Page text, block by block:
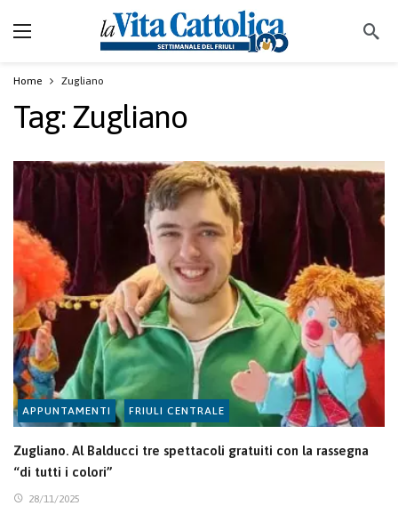
Home Zugliano
Tag:Zugliano
APPUNTAMENTI FRIULI CENTRALE
Zugliano. Al Balducci tre spettacoli gratuiti con la rassegna
“di tutti i colori”
28/11/2025